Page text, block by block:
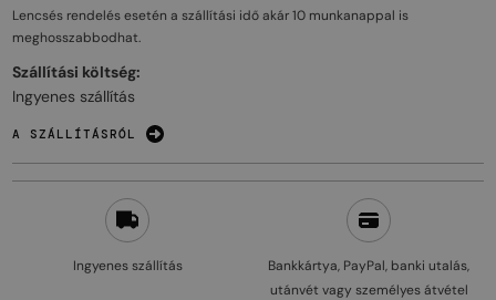
Ingyenes szállítás
Bankkártya, PayPal, banki utalás,
utánvét vagy személyes átvétel
Lencsés rendelés esetén a szállítási idő akár10 munkanappal is
meghosszabbodhat.
Szállítási költség:
Ingyenes szállítás
A SZÁLLÍTÁSRÓL